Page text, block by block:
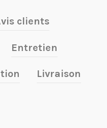
clients
Entretien
Livraison